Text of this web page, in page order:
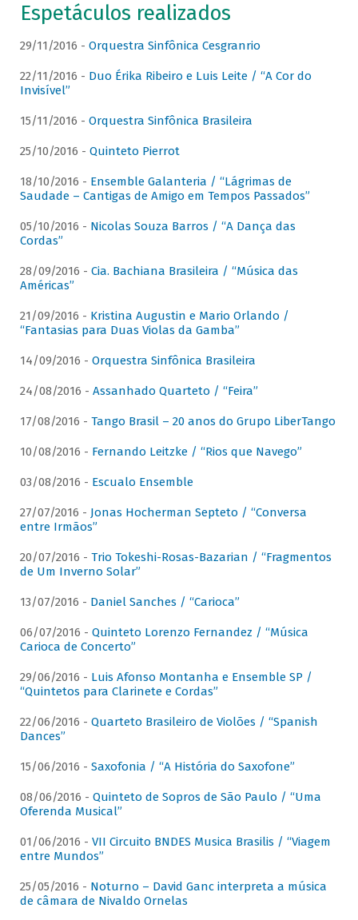
Espetáculos realizados
29/11/2016 - Orquestra Sinfônica Cesgranrio
22/11/2016 - Duo Érika Ribeiro e Luis Leite / “A Cor do
Invisível”
15/11/2016 - Orquestra Sinfônica Brasileira
25/10/2016 - Quinteto Pierrot
18/10/2016 - Ensemble Galanteria / “Lágrimas de
Saudade – Cantigas de Amigo em Tempos Passados”
05/10/2016 - Nicolas Souza Barros / “A Dança das
Cordas”
28/09/2016 - Cia. Bachiana Brasileira / “Música das
Américas”
21/09/2016 - Kristina Augustin e Mario Orlando /
“Fantasias para Duas Violas da Gamba”
14/09/2016 - Orquestra Sinfônica Brasileira
24/08/2016 - Assanhado Quarteto / “Feira”
17/08/2016 - Tango Brasil – 20 anos do Grupo LiberTango
10/08/2016 - Fernando Leitzke / “Rios que Navego”
03/08/2016 - Escualo Ensemble
27/07/2016 - Jonas Hocherman Septeto / “Conversa
entre Irmãos”
20/07/2016 - Trio Tokeshi-Rosas-Bazarian / “Fragmentos
de Um Inverno Solar”
13/07/2016 - Daniel Sanches / “Carioca”
06/07/2016 - Quinteto Lorenzo Fernandez / “Música
Carioca de Concerto”
29/06/2016 - Luis Afonso Montanha e Ensemble SP /
“Quintetos para Clarinete e Cordas”
22/06/2016 - Quarteto Brasileiro de Violões / “Spanish
Dances”
15/06/2016 - Saxofonia / “A História do Saxofone”
08/06/2016 - Quinteto de Sopros de São Paulo / “Uma
Oferenda Musical”
01/06/2016 - VII Circuito BNDES Musica Brasilis / “Viagem
entre Mundos”
25/05/2016 - Noturno – David Ganc interpreta a música
de câmara de Nivaldo Ornelas